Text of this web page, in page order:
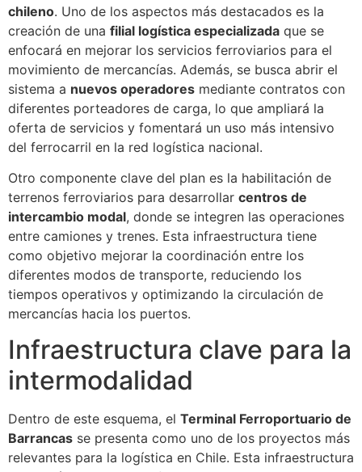
chileno. Uno de los aspectos más destacados es la
creación de una filial logística especializada que se
enfocará en mejorar los servicios ferroviarios para el
movimiento de mercancías. Además, se busca abrir el
sistema a nuevos operadores mediante contratos con
diferentes porteadores de carga, lo que ampliará la
oferta de servicios y fomentará un uso más intensivo
del ferrocarril en la red logística nacional.
Otro componente clave del plan es la habilitación de
terrenos ferroviarios para desarrollar centros de
intercambio modal, donde se integren las operaciones
entre camiones y trenes. Esta infraestructura tiene
como objetivo mejorar la coordinación entre los
diferentes modos de transporte, reduciendo los
tiempos operativos y optimizando la circulación de
mercancías hacia los puertos.
Infraestructura clave para la
intermodalidad
Dentro de este esquema, el Terminal Ferroportuario de
Barrancas se presenta como uno de los proyectos más
relevantes para la logística en Chile. Esta infraestructura